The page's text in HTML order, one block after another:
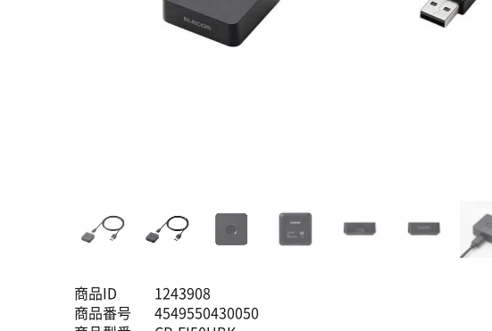
商品ID
1243908
商品番号
4549550430050